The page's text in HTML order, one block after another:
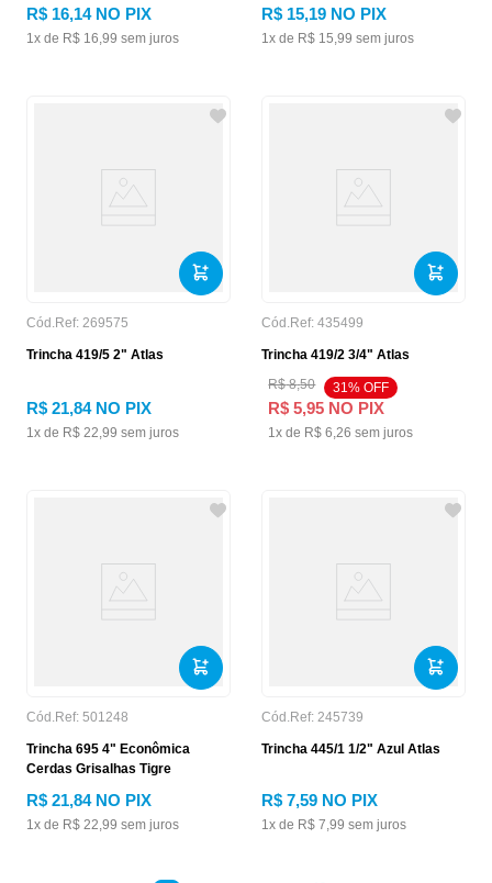
R$ 16,14NO PIX
1x de R$ 16,99 sem juros
R$ 15,19 NO PIX
1x de R$ 15,99 sem juros
Cód.Ref: 269575
Trincha 419/5 2" Atlas
R$ 21,84NO PIX
1x de R$ 22,99 sem juros
Cód.Ref: 435499
Trincha 419/2 3/4" Atlas
R$ 8,50 31% OFF
R$ 5,95 NO PIX
1x de R$ 6,26 sem juros
Cód.Ref: 501248
Trincha 695 4" Econômica
Cerdas Grisalhas Tigre
R$ 21,84NO PIX
1x de R$ 22,99 sem juros
Cód.Ref: 245739
Trincha 445/1 1/2" Azul Atlas
R$ 7,59 NO PIX
1x de R$ 7,99 sem juros